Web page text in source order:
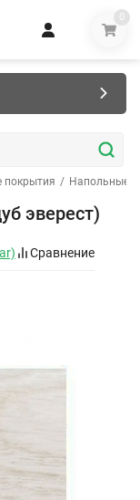
0
покрытия / Напольные
эверест)
Сравнение